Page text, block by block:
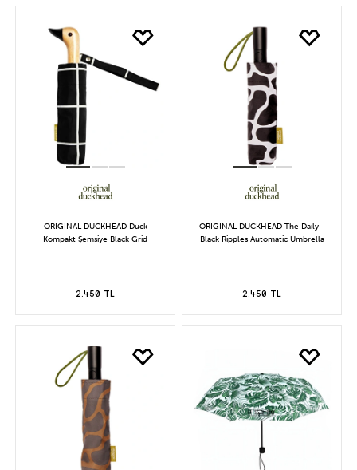
ORIGINAL DUCKHEAD Duck
Kompakt Şemsiye Black Grid
2.450 TL
ORIGINAL DUCKHEAD The Daily -
Black Ripples Automatic Umbrella
2.450 TL